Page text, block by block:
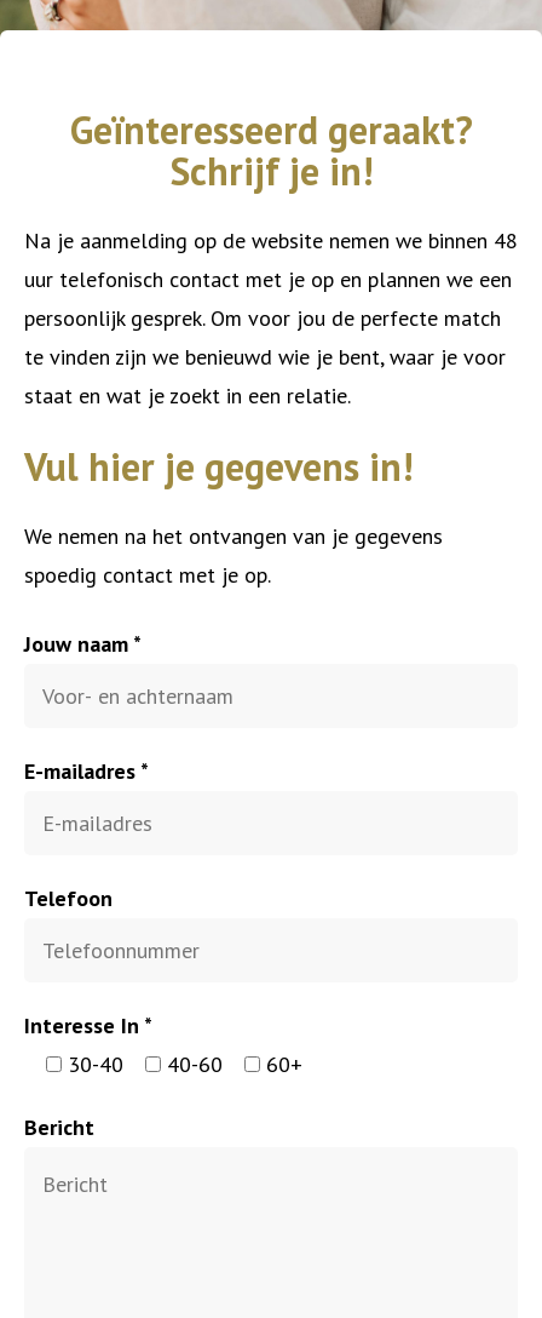
Geïnteresseerd geraakt?
Schrijf je in!
Na je aanmelding op de website nemen we binnen 48
uur telefonisch contact met je op en plannen we een
persoonlijk gesprek. Om voor jou de perfecte match
te vinden zijn we benieuwd wie je bent, waar je voor
staat en wat je zoekt in een relatie.
Vul hier je gegevens in!
We nemen na het ontvangen van je gegevens
spoedig contact met je op.
Jouw naam *
E-mailadres *
Telefoon
Interesse In *
30-40
40-60 60+
Bericht